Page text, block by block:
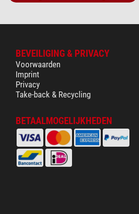
BEVEILIGING & PRIVACY
Voorwaarden
Imprint
Privacy
Take-back & Recycling
BETAALMOGELIJKHEDEN